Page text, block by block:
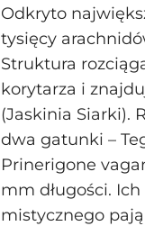
Odkryto
tysięcy
Struktura
korytarza i
(Jaskinia Siarki).
dwa gatunki –
Prinerigone
mm długości.
mistycznego